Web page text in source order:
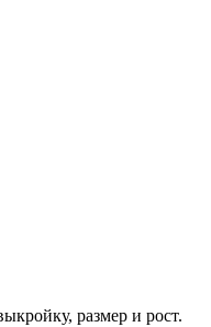
размер и рост.